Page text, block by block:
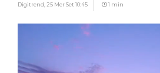
Digitrend, 25 Mer Set 10:45 1 min